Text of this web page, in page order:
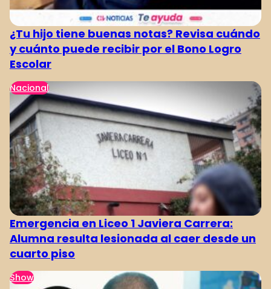
1 2 3
¿Tu hijo tiene buenas notas? Revisa cuándo
y cuánto puede recibir por el Bono Logro
Escolar
Nacional
Emergencia en Liceo 1 Javiera Carrera:
Alumna resulta lesionada al caer desde un
cuarto piso
Show